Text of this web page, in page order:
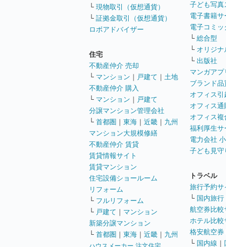
└ 現物取引（仮想通貨）
└ 証拠金取引（仮想通貨）
ロボアドバイザー
住宅
不動産仲介 売却
└ マンション ｜ 戸建て ｜ 土地
不動産仲介 購入
└ マンション ｜ 戸建て
分譲マンション管理会社
└ 首都圏 ｜ 東海 ｜ 近畿 ｜ 九州
マンション大規模修繕
不動産仲介 賃貸
賃貸情報サイト
賃貸マンション
住宅設備ショールーム
リフォーム
└ フルリフォーム
└ 戸建て ｜ マンション
新築分譲マンション
└ 首都圏 ｜ 東海 ｜ 近畿 ｜ 九州
子ども写真
電子書籍サ
電子コミッ
└ 総合型
└ オリジナ
└ 出版社
マンガア
ブランド
オフィス引
オフィス通
オフィス複
福利厚生サ
電力会社
子ども見守
トラベル
旅行予約サ
└ 国内旅行
航空券比較
ホテル比較
格安航空券
└ 国内線 ｜